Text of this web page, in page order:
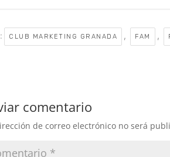
CLUB MARKETING GRANADA , FAM ,
comentario
de correo electrónico no será